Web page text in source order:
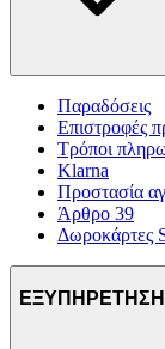
Παραδόσεις
Επιστροφές
Τρόποι
Klarna
Προστασία
Άρθρο 39
Δωροκάρτες